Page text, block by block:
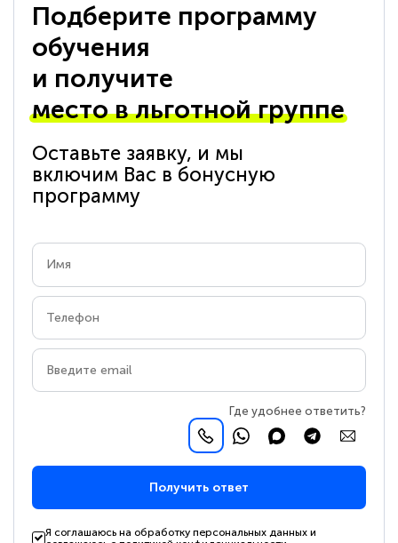
Подберите программу
обучения
и получите
место в льготной группе
Оставьте заявку, и мы
включим Вас в бонусную
программу
Где удобнее ответить?
Получить ответ
Я соглашаюсь на обработку персональных данных и